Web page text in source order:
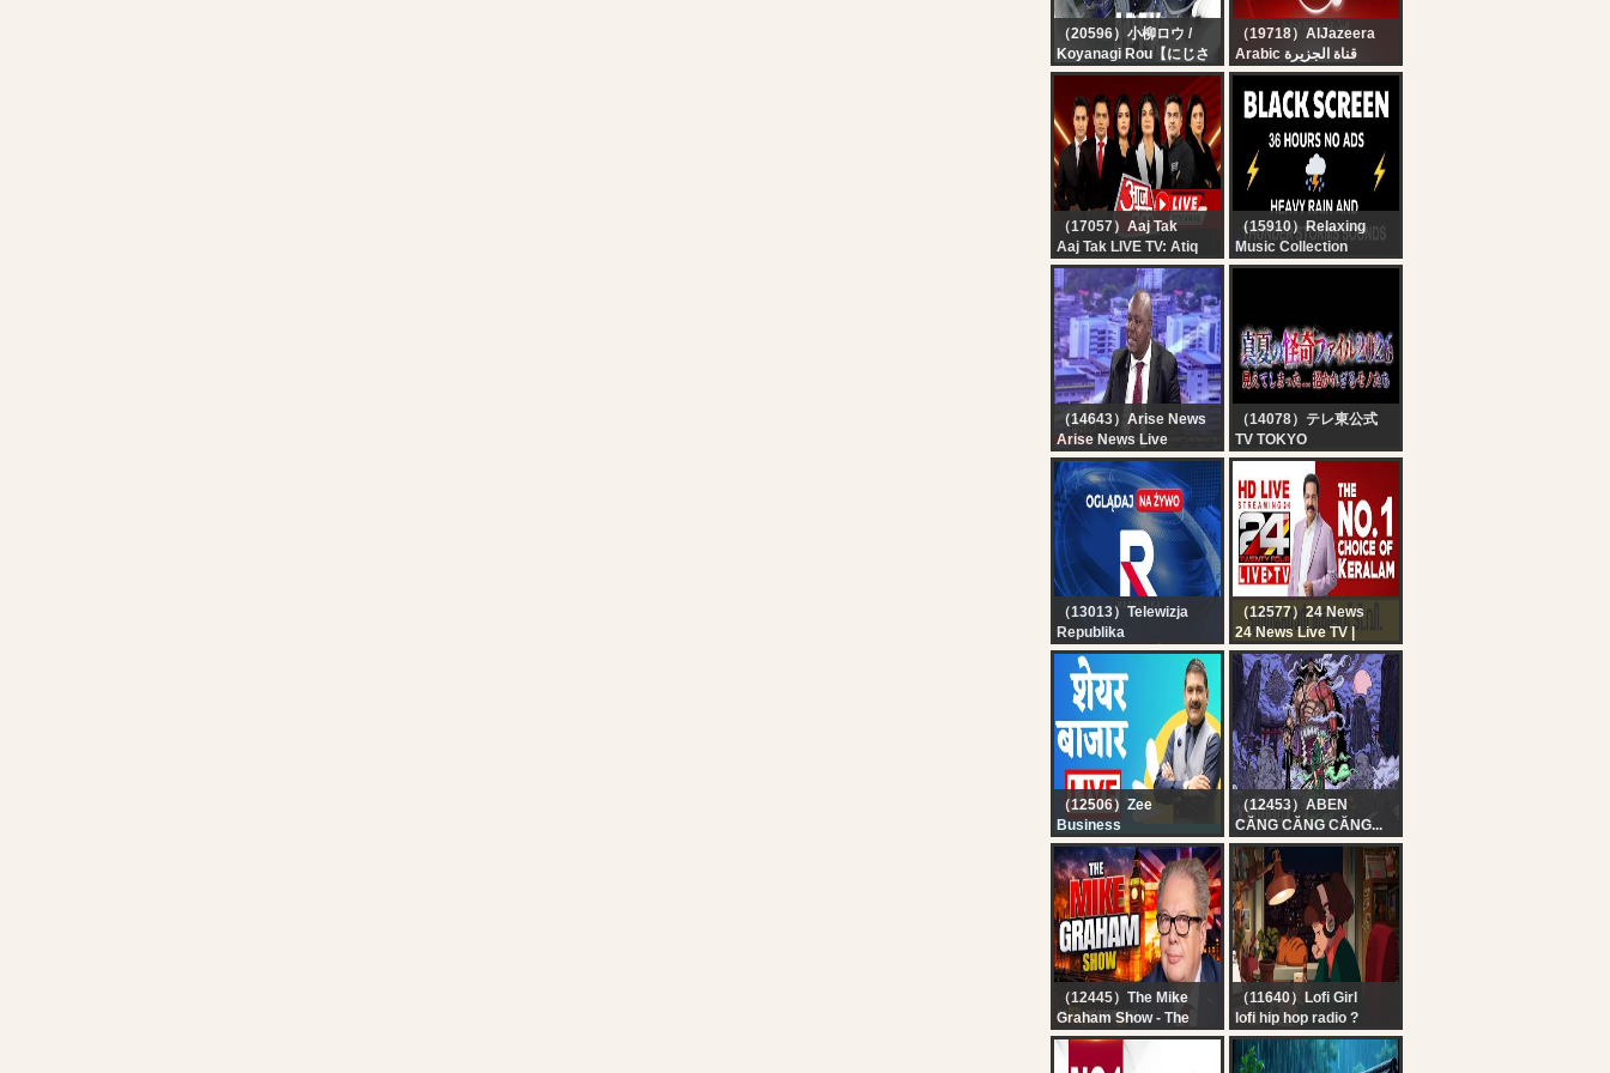
（20596）小柳ロウ /
Koyanagi Rou【にじさ
んじ】
【APEX】新シーズン
30 15時までシージ
【小柳ロウ/にじさんじ】
（19718）AlJazeera
Arabic قناة الجزيرة
البث الحي لقناة الجزيرة |
التغطية مستمرة
（17057）Aaj Tak
Aaj Tak LIVE TV: Atiq
Ahmed Son Death |
Ranchi Student Protest
| Parliament Session |
Hindi News
（15910）Relaxing
Music Collection
? Heavy Rain and
Screen | Perfect
Thunderstorm for Rest,
Live
（14643）Arise News
Arise News Live
（14078）テレ東公式
TV TOKYO
【公式】真夏の怪奇ファ
イル2026 #恐怖 #心霊
（13013）Telewizja
Republika
RELACJA NA ŻYWO -
OGLĄDAJ Telewizja
Republika
（12577）24 News
24 News Live TV |
Kerala Rain Live News
Updates | Malayalam
News Live | HD Live
Streaming | 24 News
（12506）Zee
Business
First Trade 6th August
2026 : Zee Business
Live | Share Market
Live Updates | Stock
Market News
（12453）ABEN
CĂNG CĂNG CĂNG...
（12445）The Mike
Graham Show - The
Home of Common
Sense
（11640）Lofi Girl
lofi hip hop radio ?
beats to relax/study to